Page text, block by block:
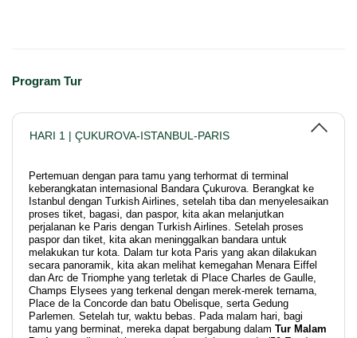
Program Tur
HARI 1 | ÇUKUROVA-ISTANBUL-PARIS
Pertemuan dengan para tamu yang terhormat di terminal
keberangkatan internasional Bandara Çukurova. Berangkat ke
Istanbul dengan Turkish Airlines, setelah tiba dan menyelesaikan
proses tiket, bagasi, dan paspor, kita akan melanjutkan
perjalanan ke Paris dengan Turkish Airlines. Setelah proses
paspor dan tiket, kita akan meninggalkan bandara untuk
melakukan tur kota. Dalam tur kota Paris yang akan dilakukan
secara panoramik, kita akan melihat kemegahan Menara Eiffel
dan Arc de Triomphe yang terletak di Place Charles de Gaulle,
Champs Elysees yang terkenal dengan merek-merek ternama,
Place de la Concorde dan batu Obelisque, serta Gedung
Parlemen. Setelah tur, waktu bebas. Pada malam hari, bagi
tamu yang berminat, mereka dapat bergabung dalam Tur Malam